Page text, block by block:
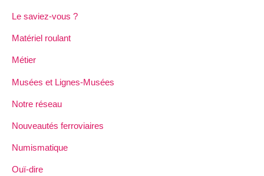
Le saviez-vous ?
Matériel roulant
Métier
Musées et Lignes-Musées
Notre réseau
Nouveautés ferroviaires
Numismatique
Ouï-dire